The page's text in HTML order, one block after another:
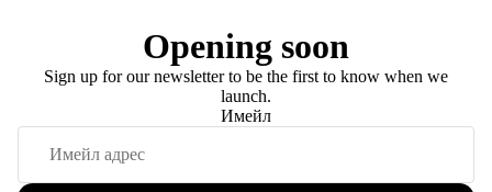
Opening soon
Sign up for our newsletter to be the first to know when we
launch.
Имейл